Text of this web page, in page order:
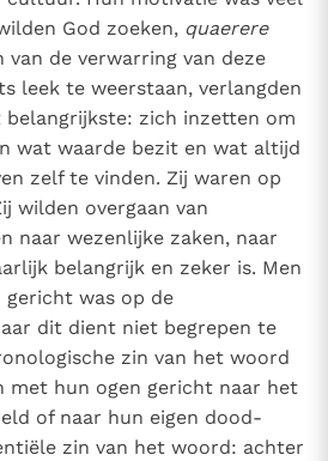
God zoeken, quaerere
van de verwarring van deze
leek te weerstaan, verlangden
belangrijkste: zich inzetten om
wat waarde bezit en wat altijd
zelf te vinden. Zij waren op
wilden overgaan van
naar wezenlijke zaken, naar
belangrijk en zeker is. Men
was op de
dit dient niet begrepen te
zin van het woord
met hun ogen gericht naar het
of naar hun eigen dood-
zin van het woord: achter